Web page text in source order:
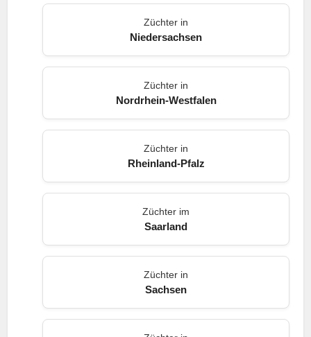
Züchter in
Niedersachsen
Züchter in
Nordrhein-Westfalen
Züchter in
Rheinland-Pfalz
Züchter im
Saarland
Züchter in
Sachsen